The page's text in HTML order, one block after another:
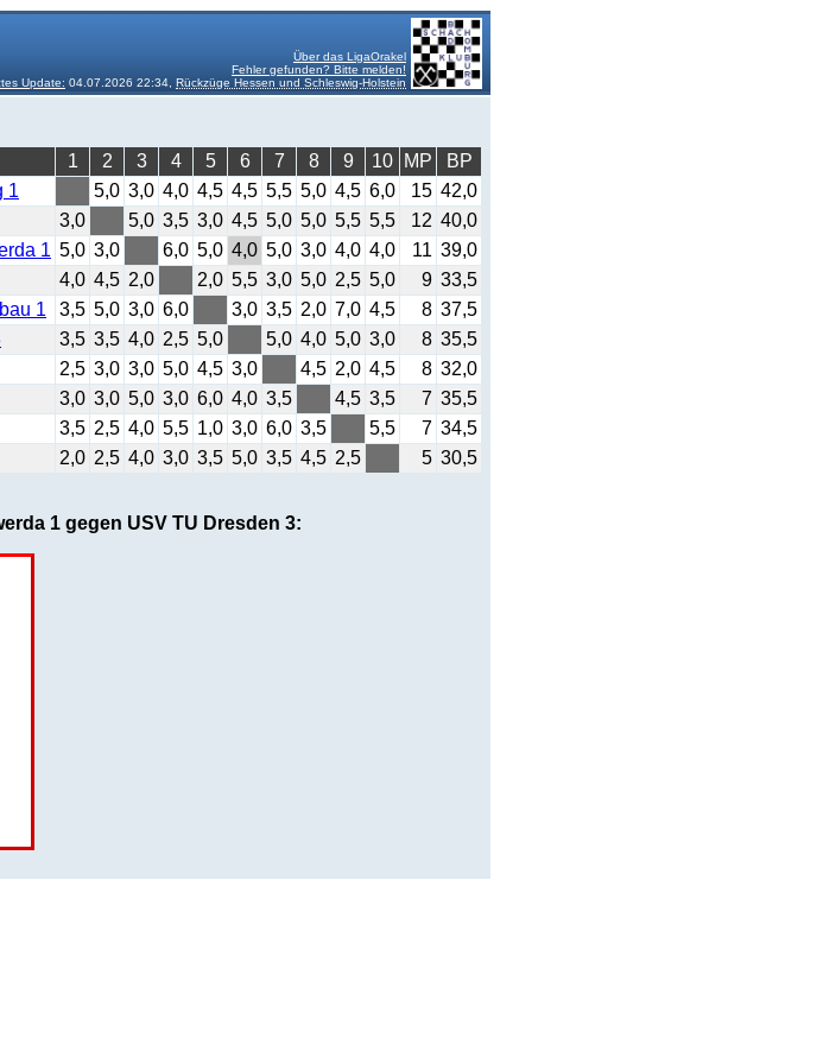
Über das LigaOrakel
Fehler gefunden? Bitte melden!
Update: 04.07.2026 22:34, Rückzüge Hessen und Schleswig-Holstein
1 2 3 4 5 6 7 8 9 10 MP
BP
1 5,0 3,0 4,0 4,5 4,5 5,5 5,0 4,5 6,0 15 42,0
3,0 5,0 3,5 3,0 4,5 5,0 5,0 5,5 5,5 12 40,0
1 5,0 3,0 6,0 5,0 4,0 5,0 3,0 4,0 4,0 11 39,0
4,0 4,5 2,0 2,0 5,5 3,0 5,0 2,5 5,0 9 33,5
1 3,5 5,0 3,0 6,0 3,0 3,5 2,0 7,0 4,5 8 37,5
3,5 3,5 4,0 2,5 5,0 5,0 4,0 5,0 3,0 8 35,5
2,5 3,0 3,0 5,0 4,5 3,0 4,5 2,0 4,5 8 32,0
3,0 3,0 5,0 3,0 6,0 4,0 3,5 4,5 3,5 7 35,5
3,5 2,5 4,0 5,5 1,0 3,0 6,0 3,5 5,5 7 34,5
2,0 2,5 4,0 3,0 3,5 5,0 3,5 4,5 2,5 5 30,5
1 gegen USV TU Dresden 3: